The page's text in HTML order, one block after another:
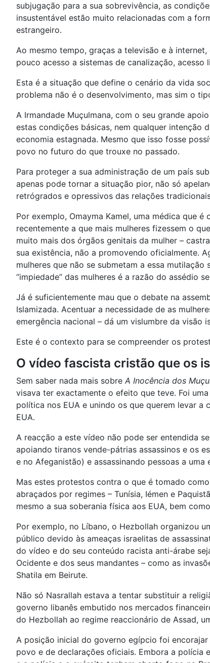
subjugação para a sua sobrevivência, as
insustentável estão muito relacionadas com a
estrangeiro.
Ao mesmo tempo, graças a televisão e à
pouco acesso a sistemas de canalização,
Esta é a situação que define o cenário da vida
problema não é o desenvolvimento, mas sim o
A Irmandade Muçulmana, com o seu grande
estas condições básicas, nem qualquer intenção
economia estagnada. Mesmo que isso fosse
povo no futuro do que trouxe no passado.
Para proteger a sua administração de um país
apenas pode tornar a situação pior, não só
retrógrados e opressivos das relações
Por exemplo, Omayma Kamel, uma médica que
recentemente a que mais mulheres fizessem o
muito mais dos órgãos genitais da mulher –
sua existência, não a promovendo oficialmente.
mulheres que não se submetam a essa
“impiedade” das mulheres é a razão do assédio
Já é suficientemente mau que o debate na
Islamizada. Acentuar a necessidade de as
emergência nacional – dá um vislumbre da visão
Este é o contexto para se compreender os
O vídeo fascista cristão que os
Sem saber nada mais sobre A Inocência dos
visava ter exactamente o efeito que teve. Foi
política nos EUA e unindo os que querem levar
EUA.
A reacção a este vídeo não pode ser entendida
apoiando tiranos vende-pátrias assassinos e os
e no Afeganistão) e assassinando pessoas a
Mas estes protestos contra o que é tomado
abraçados por regimes – Tunísia, Iémen e
mesmo a sua soberania física aos EUA, bem
Por exemplo, no Líbano, o Hezbollah organizou
público devido às ameaças israelitas de
do vídeo e do seu conteúdo racista anti-árabe
Ocidente e dos seus mandantes – como as
Shatila em Beirute.
Não só Nasrallah estava a tentar substituir a
governo libanês embutido nos mercados
do Hezbollah ao regime reaccionário de Assad,
A posição inicial do governo egípcio foi
povo e de declarações oficiais. Embora a polícia